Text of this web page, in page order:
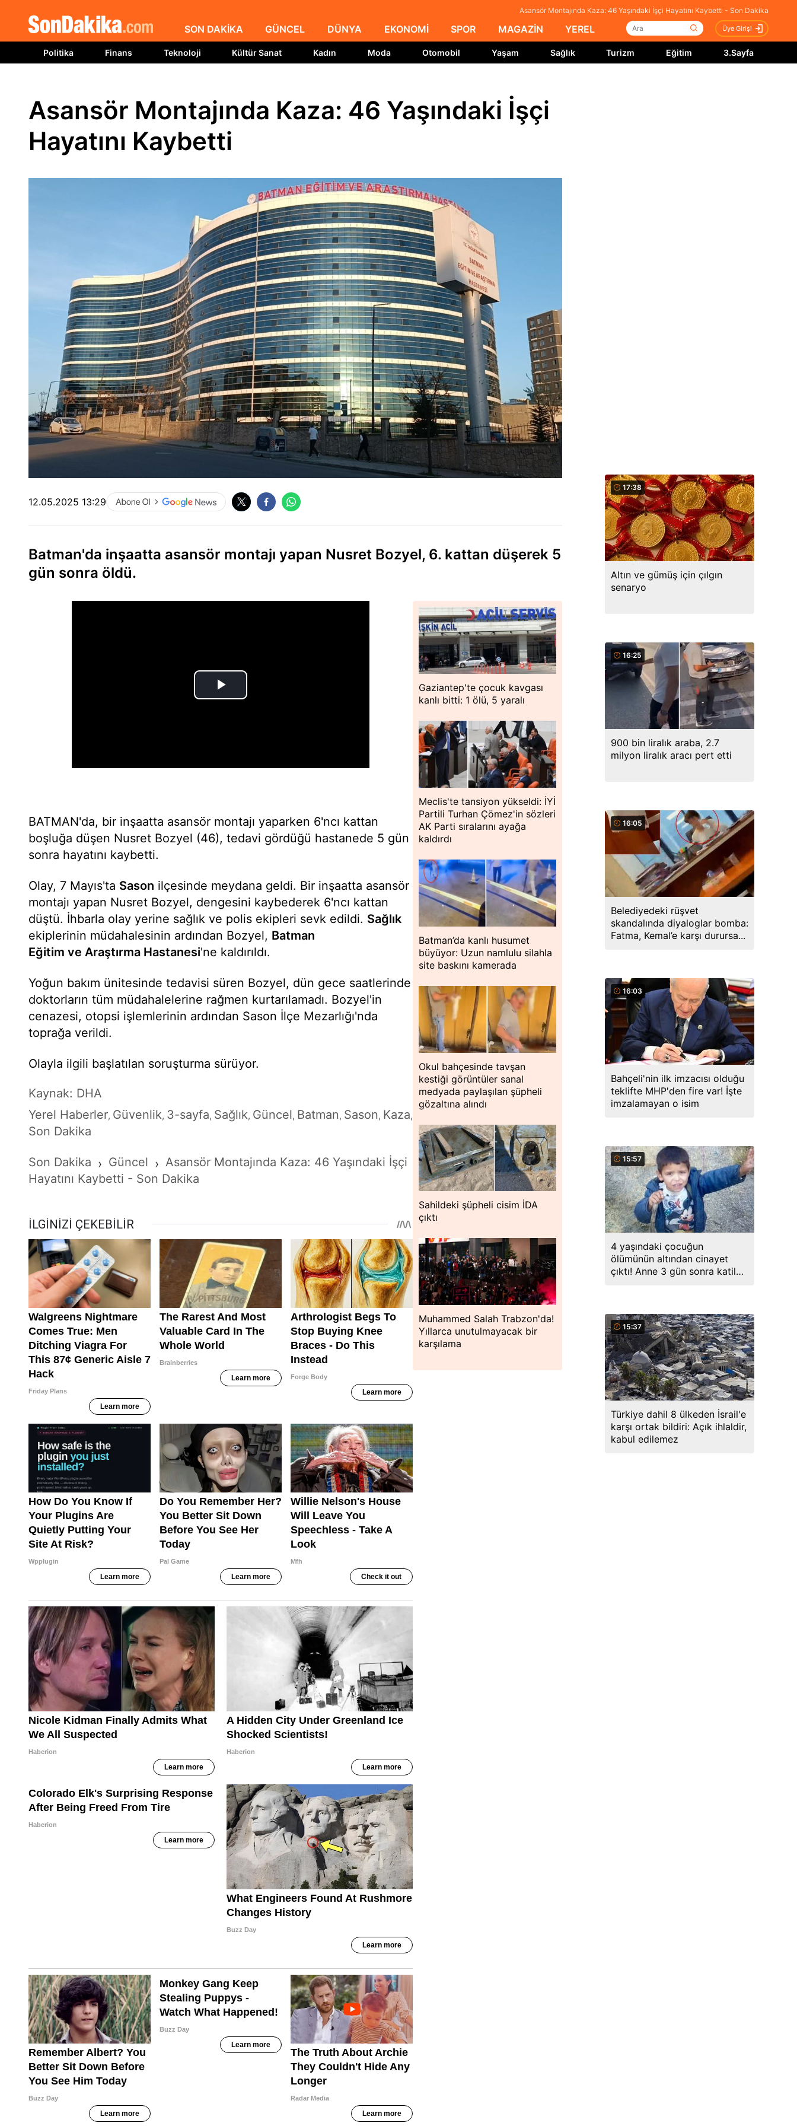
Asansör Montajında Kaza: 46 Yaşındaki İşçi Hayatını Kaybetti - Son Dakika
SON DAKİKA GÜNCEL DÜNYA EKONOMİ SPOR MAGAZİN YEREL Üye Girişi
Politika Finans Teknoloji Kültür Sanat Kadın Moda Otomobil Yaşam Sağlık Turizm Eğitim 3.Sayfa
Asansör Montajında Kaza: 46 Yaşındaki İşçi
Hayatını Kaybetti
12.05.2025 13:29
Batman'da inşaatta asansör montajı yapan Nusret Bozyel, 6. kattan düşerek 5
gün sonra öldü.
BATMAN'da, bir inşaatta asansör montajı yaparken 6'ncı kattan
boşluğa düşen Nusret Bozyel (46), tedavi gördüğü hastanede 5 gün
sonra hayatını kaybetti.
Olay, 7 Mayıs'ta Sason ilçesinde meydana geldi. Bir inşaatta asansör
montajı yapan Nusret Bozyel, dengesini kaybederek 6'ncı kattan
düştü. İhbarla olay yerine sağlık ve polis ekipleri sevk edildi. Sağlık
ekiplerinin müdahalesinin ardından Bozyel, Batman
Eğitim ve Araştırma Hastanesi'ne kaldırıldı.
Yoğun bakım ünitesinde tedavisi süren Bozyel, dün gece saatlerinde
doktorların tüm müdahalelerine rağmen kurtarılamadı. Bozyel'in
cenazesi, otopsi işlemlerinin ardından Sason İlçe Mezarlığı'nda
toprağa verildi.
Olayla ilgili başlatılan soruşturma sürüyor.
Kaynak: DHA
Yerel Haberler, Güvenlik, 3-sayfa, Sağlık, Güncel, Batman, Sason, Kaza,
Son Dakika
Son Dakika › Güncel › Asansör Montajında Kaza: 46 Yaşındaki İşçi
Hayatını Kaybetti - Son Dakika
Gaziantep'te çocuk kavgası
kanlı bitti: 1 ölü, 5 yaralı
Meclis'te tansiyon yükseldi: İYİ
Partili Turhan Çömez'in sözleri
AK Parti sıralarını ayağa
kaldırdı
Batman’da kanlı husumet
büyüyor: Uzun namlulu silahla
site baskını kamerada
Okul bahçesinde tavşan
kestiği görüntüler sanal
medyada paylaşılan şüpheli
gözaltına alındı
Sahildeki şüpheli cisim İDA
çıktı
Muhammed Salah Trabzon'da!
Yıllarca unutulmayacak bir
karşılama
17:38
Altın ve gümüş için çılgın
senaryo
16:25
900 bin liralık araba, 2.7
milyon liralık aracı pert etti
16:05
Belediyedeki rüşvet
skandalında diyaloglar bomba:
Fatma, Kemal’e karşı durursa...
16:03
Bahçeli'nin ilk imzacısı olduğu
teklifte MHP'den fire var! İşte
imzalamayan o isim
15:57
4 yaşındaki çocuğun
ölümünün altından cinayet
çıktı! Anne 3 gün sonra katil
15:37
Türkiye dahil 8 ülkeden İsrail'e
karşı ortak bildiri: Açık ihlaldir,
kabul edilemez